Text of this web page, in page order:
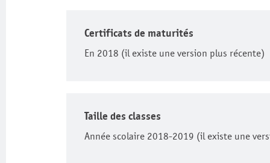
Certificats de maturités
En 2018 (il existe une version plus récente)
Taille des classes
Année scolaire 2018-2019 (il existe une